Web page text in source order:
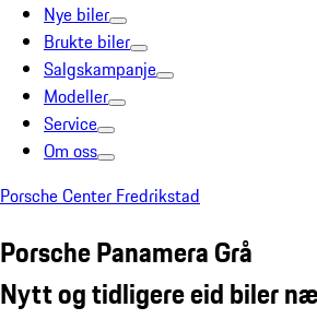
Nye biler
Brukte biler
Salgskampanje
Modeller
Service
Om oss
Porsche Center Fredrikstad
Porsche Panamera Grå
Nytt og tidligere eid biler